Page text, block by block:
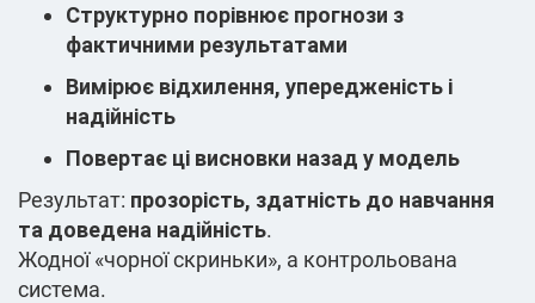
Структурно порівнює прогнози з
фактичними результатами
Вимірює відхилення, упередженість і
надійність
Повертає ці висновки назад у модель
Результат: прозорість, здатність до навчання
та доведена надійність.
Жодної «чорної скриньки», а контрольована
система.